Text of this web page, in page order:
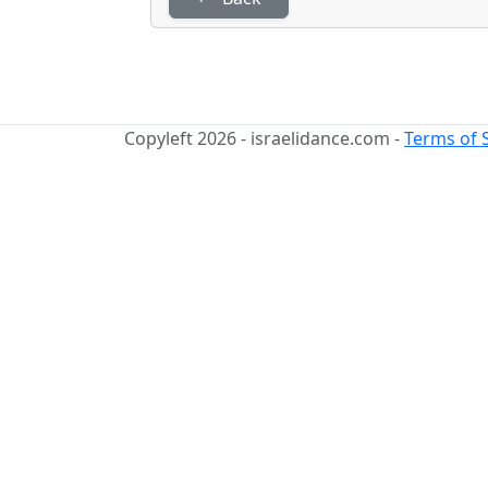
Copyleft 2026 - israelidance.com -Terms of